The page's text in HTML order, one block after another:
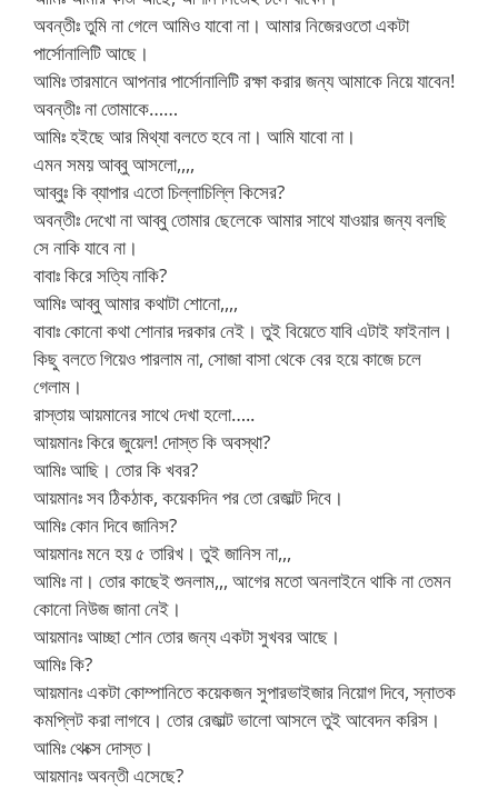
অবন্তীঃ তুমি না গেলে আমিও যাবো না। আমার নিজেরওতো একটা
পার্সোনালিটি আছে।
আমিঃ তারমানে আপনার পার্সোনালিটি রক্ষা করার জন্য আমাকে নিয়ে যাবেন!
অবন্তীঃ না তোমাকে……
আমিঃ হইছে আর মিথ্যা বলতে হবে না। আমি যাবো না।
এমন সময় আব্বু আসলো,,,,
আব্বুঃ কি ব্যাপার এতো চিল্লাচিল্লি কিসের?
অবন্তীঃ দেখো না আব্বু তোমার ছেলেকে আমার সাথে যাওয়ার জন্য বলছি
সে নাকি যাবে না।
বাবাঃ কিরে সত্যি নাকি?
আমিঃ আব্বু আমার কথাটা শোনো,,,,
বাবাঃ কোনো কথা শোনার দরকার নেই। তুই বিয়েতে যাবি এটাই ফাইনাল।
কিছু বলতে গিয়েও পারলাম না, সোজা বাসা থেকে বের হয়ে কাজে চলে
গেলাম।
রাস্তায় আয়মানের সাথে দেখা হলো…..
আয়মানঃ কিরে জুয়েল! দোস্ত কি অবস্থা?
আমিঃ আছি। তোর কি খবর?
আয়মানঃ সব ঠিকঠাক, কয়েকদিন পর তো রেজাল্ট দিবে।
আমিঃ কোন দিবে জানিস?
আয়মানঃ মনে হয় ৫ তারিখ। তুই জানিস না,,,
আমিঃ না। তোর কাছেই শুনলাম,,, আগের মতো অনলাইনে থাকি না তেমন
কোনো নিউজ জানা নেই।
আয়মানঃ আচ্ছা শোন তোর জন্য একটা সুখবর আছে।
আমিঃ কি?
আয়মানঃ একটা কোম্পানিতে কয়েকজন সুপারভাইজার নিয়োগ দিবে, স্নাতক
কমপ্লিট করা লাগবে। তোর রেজাল্ট ভালো আসলে তুই আবেদন করিস।
আমিঃ থেংক্স দোস্ত।
আয়মানঃ অবন্তী এসেছে?